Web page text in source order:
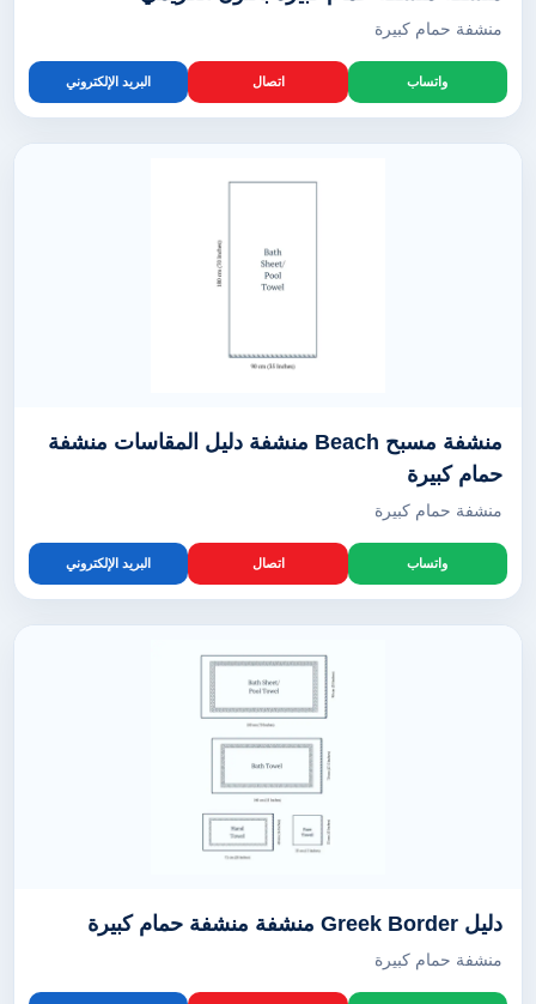
منشفة حمام كبيرة
واتساب اتصال البريد الإلكتروني
منشفة مسبح Beach منشفة دليل المقاسات منشفة
حمام كبيرة
منشفة حمام كبيرة
واتساب اتصال البريد الإلكتروني
دليل Greek Border منشفة منشفة حمام كبيرة
منشفة حمام كبيرة